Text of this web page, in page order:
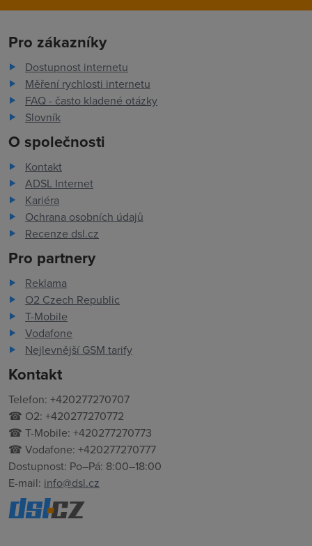
Pro zákazníky
Dostupnost internetu
Měření rychlosti internetu
FAQ - často kladené otázky
Slovník
O společnosti
Kontakt
ADSL Internet
Kariéra
Ochrana osobních údajů
Recenze dsl.cz
Pro partnery
Reklama
O2 Czech Republic
T-Mobile
Vodafone
Nejlevnější GSM tarify
Kontakt
Telefon: +420277270707
☎ O2: +420277270772
☎ T-Mobile: +420277270773
☎ Vodafone: +420277270777
Dostupnost: Po–Pá: 8:00–18:00
E-mail: info@dsl.cz